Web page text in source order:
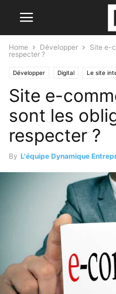
Home Développer
Site e-
respecter ?
Développer Digital Le site
Site e-
sont les
respecter ?
By L'équipe Dynamique